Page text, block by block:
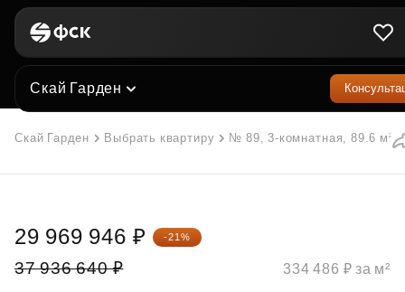
Скай Гарден
Скай Гарден Выбрать квартиру № 89, 3-комнатная, 89.6 м²
37 936 640 ₽
29 969 946 ₽ -21%
334 486 ₽ за м²